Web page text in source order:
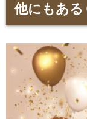
他にもある